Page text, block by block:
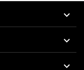


